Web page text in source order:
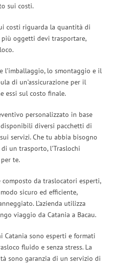
sui costi.
costi riguarda la quantità di
più oggetti devi trasportare,
l’imballaggio, lo smontaggio e il
di un’assicurazione per il
essi sul costo finale.
personalizzato in base
diversi pacchetti di
servizi. Che tu abbia bisogno
un trasporto, l’Traslochi
te.
composto da traslocatori esperti,
sicuro ed efficiente,
L’azienda utilizza
viaggio da Catania a Bacau.
Catania sono esperti e formati
fluido e senza stress. La
sono garanzia di un servizio di